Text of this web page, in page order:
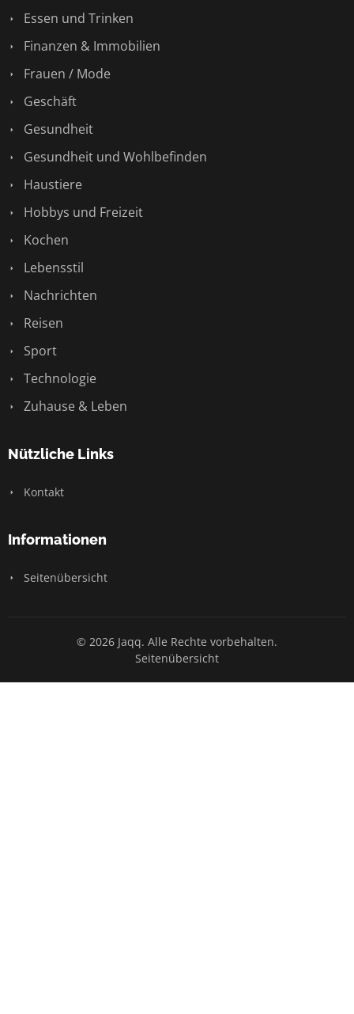
Essen und Trinken
Finanzen & Immobilien
Frauen / Mode
Geschäft
Gesundheit
Gesundheit und Wohlbefinden
Haustiere
Hobbys und Freizeit
Kochen
Lebensstil
Nachrichten
Reisen
Sport
Technologie
Zuhause & Leben
Nützliche Links
Kontakt
Informationen
Seitenübersicht
© 2026 Jaqq. Alle Rechte vorbehalten.
Seitenübersicht